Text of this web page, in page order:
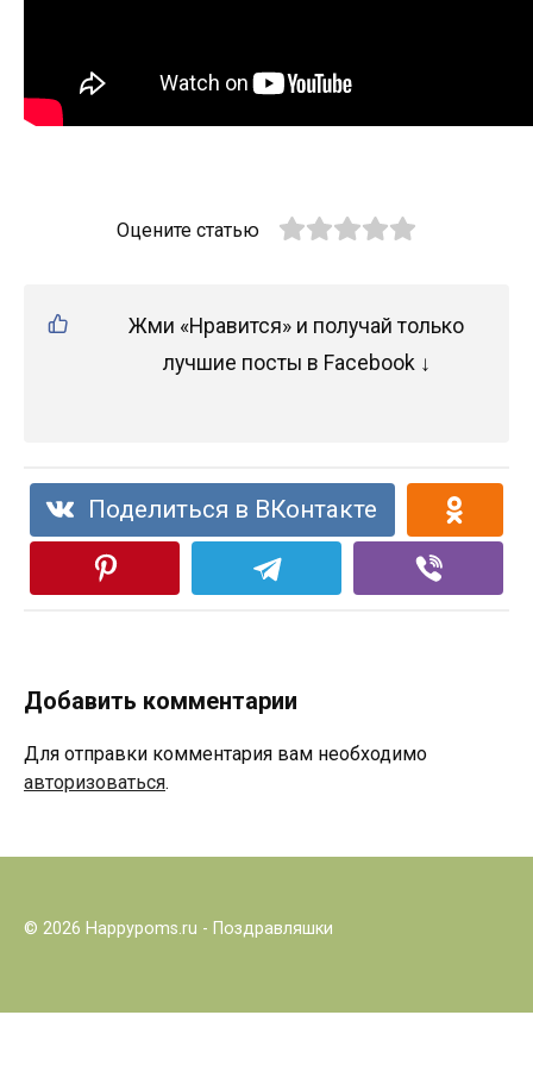
Оцените статью
Жми «Нравится» и получай только
лучшие посты в Facebook ↓
Поделиться в ВКонтакте
Добавить комментарии
Для отправки комментария вам необходимо
авторизоваться.
© 2026 Happypoms.ru - Поздравляшки